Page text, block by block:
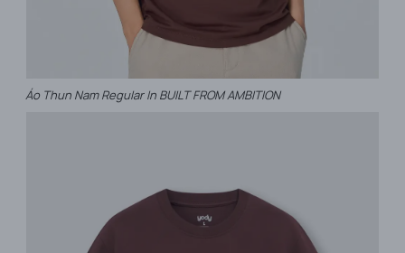
Áo Thun Nam Regular In BUILT FROM AMBITION